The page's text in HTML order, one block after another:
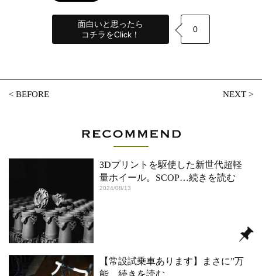
面白いと思ったら
コチラをClick！
0
<BEFORE NEXT>
3Dプリントを駆使した新世代超軽
量ホイール。SCOP…続きを読む
2024/08/13
【常設試乗車あります】まさに”万